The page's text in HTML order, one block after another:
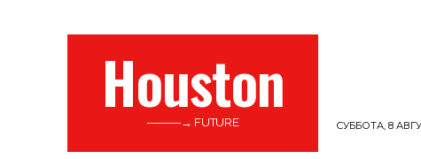
Houston
———→ FUTURE СУББОТА, 8